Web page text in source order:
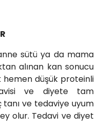
sütü ya da mama
alınan kan sonucu
hemen düşük proteinli
ve diyete tam
tanı ve tedaviye uyum
olur. Tedavi ve diyet